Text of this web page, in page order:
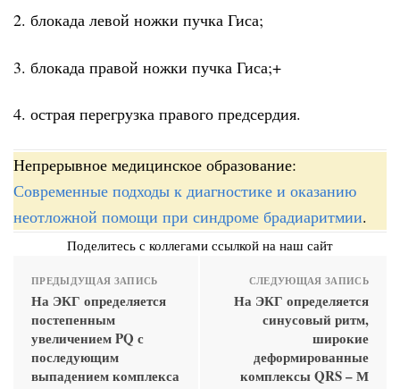
2. блокада левой ножки пучка Гиса;
3. блокада правой ножки пучка Гиса;+
4. острая перегрузка правого предсердия.
Непрерывное медицинское образование:
Современные подходы к диагностике и оказанию
неотложной помощи при синдроме брадиаритмии.
Поделитесь с коллегами ссылкой на наш сайт
ПРЕДЫДУЩАЯ ЗАПИСЬ
На ЭКГ определяется
постепенным
увеличением PQ с
последующим
выпадением комплекса
СЛЕДУЮЩАЯ ЗАПИСЬ
На ЭКГ определяется
синусовый ритм,
широкие
деформированные
комплексы QRS – М